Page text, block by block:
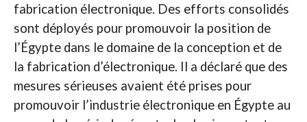
fabrication électronique. Des efforts consolidés
sont déployés pour promouvoir la position de
l’Égypte dans le domaine de la conception et de
la fabrication d’électronique. Il a déclaré que des
mesures sérieuses avaient été prises pour
promouvoir l’industrie électronique en Égypte au